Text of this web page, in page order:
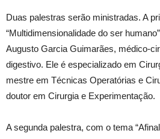
Duas palestras serão ministradas. A
“Multidimensionalidade do ser
Augusto Garcia Guimarães, médico-
digestivo. Ele é especializado em
mestre em Técnicas Operatórias e
doutor em Cirurgia e Experimentação.
A segunda palestra, com o tema